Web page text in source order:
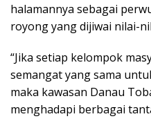
halamannya sebagai
royong yang dijiwai nilai-
“Jika setiap kelompok
semangat yang sama
maka kawasan Danau
menghadapi berbagai